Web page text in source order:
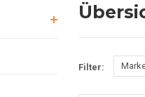
Filter: